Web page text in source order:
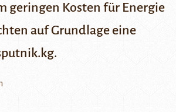
geringen Kosten für Energie
auf Grundlage eine
.